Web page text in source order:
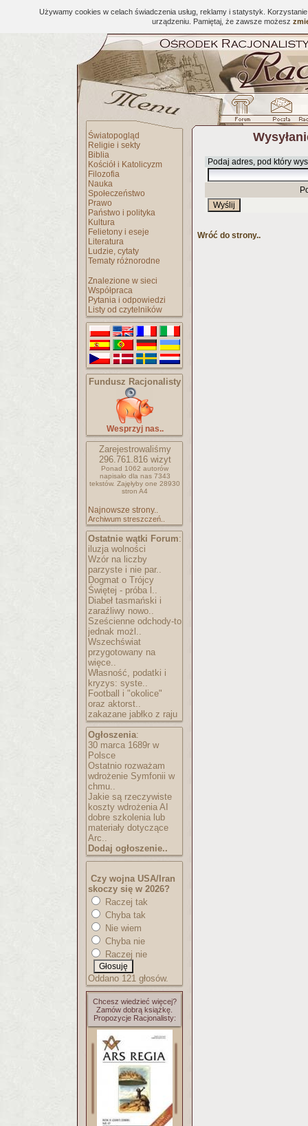
Używamy cookies w celach świadczenia usług, reklamy i statystyk.
urządzeniu. Pamiętaj, że zawsze możesz
Światopogląd
Religie i sekty
Biblia
Kościół i Katolicyzm
Filozofia
Nauka
Społeczeństwo
Prawo
Państwo i polityka
Kultura
Felietony i eseje
Literatura
Ludzie, cytaty
Tematy różnorodne
Znalezione w sieci
Współpraca
Pytania i odpowiedzi
Listy od czytelników
Fundusz Racjonalisty
Wesprzyj nas..
Zarejestrowaliśmy
296.761.816wizyt
Ponad 1062 autorów
napisało dla nas 7343
tekstów. Zajęłyby one 28930
stron A4
Najnowsze strony..
Archiwum streszczeń..
Ostatnie wątki Forum:
iluzja wolności
Wzór na liczby
parzyste i nie par..
Dogmat o Trójcy
Świętej - próba l..
Diabeł tasmański i
zaraźliwy nowo..
Sześcienne odchody-to
jednak możl..
Wszechświat
przygotowany na
więce..
Własność, podatki i
kryzys: syste..
Football i "okolice"
oraz aktorst..
zakazane jabłko z raju
Ogłoszenia:
30 marca 1689r w
Polsce
Ostatnio rozważam
wdrożenie Symfonii w
chmu..
Jakie są rzeczywiste
koszty wdrożenia AI
dobre szkolenia lub
materiały dotyczące
Arc..
Dodaj ogłoszenie..
Czy wojna USA/Iran
skoczy się w 2026?
Raczej tak
Chyba tak
Nie wiem
Chyba nie
Raczej nie
Oddano 121 głosów.
Chcesz wiedzieć więcej?
Zamów dobrą książkę.
Propozycje Racjonalisty:
Podaj adres, pod który
Wróć do strony..